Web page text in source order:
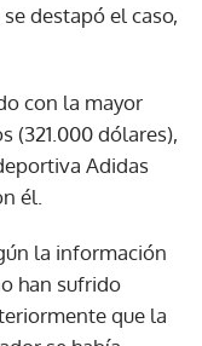
destapó el caso,
con la mayor
(321.000 dólares),
Adidas
él.
la información
han sufrido
que la